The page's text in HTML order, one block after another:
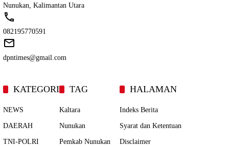
Nunukan, Kalimantan Utara
082195770591
dpntimes@gmail.com
KATEGORI
NEWS
DAERAH
TNI-POLRI
TAG
Kaltara
Nunukan
Pemkab Nunukan
HALAMAN
Indeks Berita
Syarat dan Ketentuan
Disclaimer